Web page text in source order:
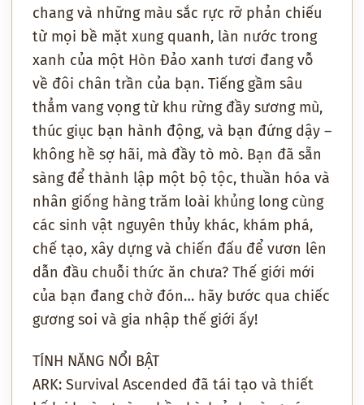
chang và những màu sắc rực rỡ phản chiếu
từ mọi bề mặt xung quanh, làn nước trong
xanh của một Hòn Đảo xanh tươi đang vỗ
về đôi chân trần của bạn. Tiếng gầm sâu
thẳm vang vọng từ khu rừng đầy sương mù,
thúc giục bạn hành động, và bạn đứng dậy –
không hề sợ hãi, mà đầy tò mò. Bạn đã sẵn
sàng để thành lập một bộ tộc, thuần hóa và
nhân giống hàng trăm loài khủng long cùng
các sinh vật nguyên thủy khác, khám phá,
chế tạo, xây dựng và chiến đấu để vươn lên
dẫn đầu chuỗi thức ăn chưa? Thế giới mới
của bạn đang chờ đón… hãy bước qua chiếc
gương soi và gia nhập thế giới ấy!
TÍNH NĂNG NỔI BẬT
ARK: Survival Ascended đã tái tạo và thiết